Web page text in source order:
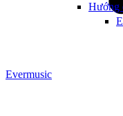
Hướng
Evermusic